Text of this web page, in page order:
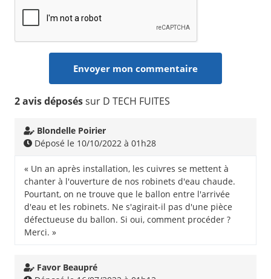
2 avis déposéssur D TECH FUITES
Blondelle Poirier
Déposé le 10/10/2022 à 01h28
« Un an après installation, les cuivres se mettent à
chanter à l'ouverture de nos robinets d'eau chaude.
Pourtant, on ne trouve que le ballon entre l'arrivée
d'eau et les robinets. Ne s'agirait-il pas d'une pièce
défectueuse du ballon. Si oui, comment procéder ?
Merci. »
Favor Beaupré